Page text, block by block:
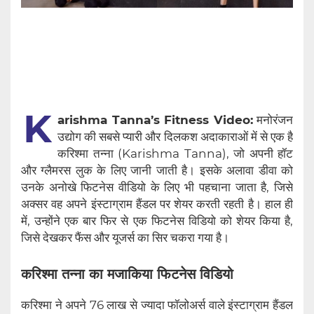
K arishma Tanna’s Fitness Video:मनोरंजन
उद्योग की सबसे प्यारी और दिलकश अदाकाराओं में से एक है
करिश्मा तन्ना (Karishma Tanna), जो अपनी हॉट
और ग्लैमरस लुक के लिए जानी जाती है। इसके अलावा डीवा को
उनके अनोखे फिटनेस वीडियो के लिए भी पहचाना जाता है, जिसे
अक्सर वह अपने इंस्टाग्राम हैंडल पर शेयर करती रहती है। हाल ही
में, उन्होंने एक बार फिर से एक फिटनेस विडियो को शेयर किया है,
जिसे देखकर फैंस और यूजर्स का सिर चकरा गया है।
करिश्मा तन्ना का मजाकिया फिटनेस विडियो
करिश्मा ने अपने 76 लाख से ज्यादा फॉलोअर्स वाले इंस्टाग्राम हैंडल